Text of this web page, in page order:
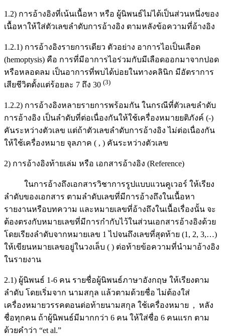
1.2) การอ้างอิงที่เน้นเนื้อหา หรือ ผู้นิพนธ์ไม่ได้เป็นส่วนหนึ่งของ
เนื้อหาให้ใส่ตัวเลขลำดับการอ้างอิง ตามหลังข้อความที่อ้างอิง
1.2.1) การอ้างอิงรายการเดียว ตัวอย่าง อาการไอเป็นเลือด
(hemoptysis) คือ การที่มีอาการไอร่วมกับมีเลือดออกมาจากปอด
หรือหลอดลม เป็นอาการที่พบได้บ่อยในทางคลินิก มีอัตราการ
เสียชีวิตตั้งแต่ร้อยละ 7 ถึง 30 (3)
1.2.2) การอ้างอิงหลายรายการพร้อมกัน ในกรณีที่ตัวเลขลำดับ
การอ้างอิง เป็นลำดับที่ต่อเนื่องกันให้ใช้เครื่องหมายยติภังค์ (-)
คันระหว่างตัวเลข แต่ถ้าตัวเลขลำดับการอ้างอิง ไม่ต่อเนื่องกัน
ให้ใช้เครื่องหมาย จุลภาค ( , ) คันระหว่างตัวเลข
2) การอ้างอิงท้ายเล่ม หรือ เอกสารอ้างอิง (Reference)
ในการอ้างถึงเอกสารวิชาการรูปแบบแวนคูเวอร์ ให้เรียง
ลำดับของเอกสาร ตามลำดับเลขที่มีการอ้างถึงในเนื้อหา
รายงานหรือบทความ และหมายเลขที่อ้างถึงในเนื้อเรื่องนั้น จะ
ต้องตรงกับหมายเลขที่มีการกำกับไว้ในส่วนเอกสารอ้างอิงด้วย
โดยเรียงลำดับจากหมายเลข 1 ไปจนถึงเลขที่สุดท้าย (1, 2, 3,…)
ให้เขียนหมายเลขอยู่ในวงเล็บ ( ) ต่อท้ายข้อความที่นำมาอ้างอิง
ในรายงาน
2.1) ผู้นิพนธ์ 1-6 คน รายชื่อผู้นิพนธ์ภาษาอังกฤษ ให้เรียงตาม
ลำดับ โดยเริ่มจาก นามสกุล แล้วตามด้วยชื่อ ไม่ต้องใส่
เครื่องหมายวรรคตอนต่อท้ายนามสกุล ใช้เครื่องหมาย , หลัง
ชื่อทุกคน ถ้าผู้นิพนธ์มีมากกว่า 6 คน ให้ใส่ชื่อ 6 คนแรก ตาม
ด้วยคำว่า “et al.”